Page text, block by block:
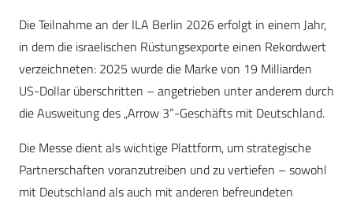
Die Teilnahme an der ILA Berlin 2026 erfolgt in einem Jahr,
in dem die israelischen Rüstungsexporte einen Rekordwert
verzeichneten: 2025 wurde die Marke von 19 Milliarden
US-Dollar überschritten – angetrieben unter anderem durch
die Ausweitung des „Arrow 3“-Geschäfts mit Deutschland.
Die Messe dient als wichtige Plattform, um strategische
Partnerschaften voranzutreiben und zu vertiefen – sowohl
mit Deutschland als auch mit anderen befreundeten